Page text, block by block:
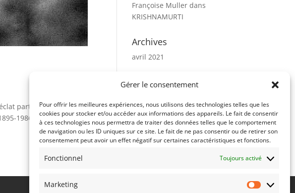
Gérer le consentement
Pour offrir les meilleures expériences, nous utilisons des technologies telles que les
cookies pour stocker et/ou accéder aux informations des appareils. Le fait de consentir
à ces technologies nous permettra de traiter des données telles que le comportement
de navigation ou les ID uniques sur ce site. Le fait de ne pas consentir ou de retirer son
consentement peut avoir un effet négatif sur certaines caractéristiques et fonctions.
Fonctionnel Toujours activé
Marketing
Marketing
particulier, celle
1986) c’est se
Françoise Muller dans
KRISHNAMURTI
Archives
avril 2021
Catégories